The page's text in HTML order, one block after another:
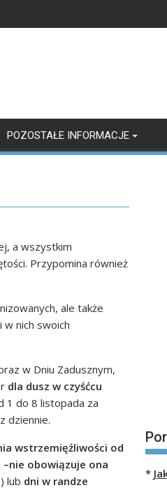
POZOSTAŁE INFORMACJE
a wszystkim
Przypomina również
ale także
nich swoich
w Dniu Zadusznym,
dla dusz w czyśćcu
1 do 8 listopada za
dziennie.
wstrzemięźliwości od
–nie obowiązuje ona
lub dni w randze
*